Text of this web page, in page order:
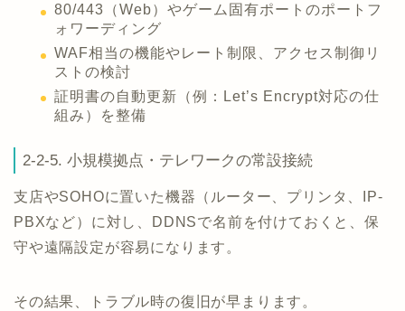
80/443（Web）やゲーム固有ポートのポートフ
ォワーディング
WAF相当の機能やレート制限、アクセス制御リ
ストの検討
証明書の自動更新（例：Let’s Encrypt対応の仕
組み）を整備
2-2-5. 小規模拠点・テレワークの常設接続
支店やSOHOに置いた機器（ルーター、プリンタ、IP-
PBXなど）に対し、DDNSで名前を付けておくと、保
守や遠隔設定が容易になります。
その結果、トラブル時の復旧が早まります。